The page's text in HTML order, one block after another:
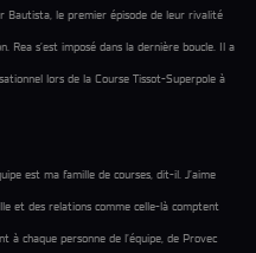
Bautista, le premier épisode de leur rivalité
Rea s’est imposé dans la dernière boucle. Il a
lors de la Course Tissot-Superpole à
est ma famille de courses, dit-il. J’aime
et des relations comme celle-là comptent
à chaque personne de l’équipe, de Provec